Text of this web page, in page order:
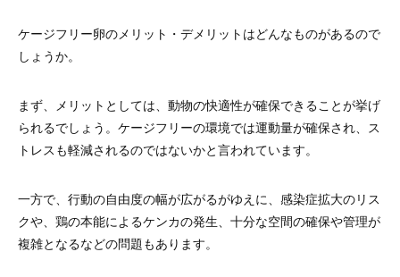
ケージフリー卵のメリット・デメリットはどんなものがあるので
しょうか。
まず、メリットとしては、動物の快適性が確保できることが挙げ
られるでしょう。ケージフリーの環境では運動量が確保され、ス
トレスも軽減されるのではないかと言われています。
一方で、行動の自由度の幅が広がるがゆえに、感染症拡大のリス
クや、鶏の本能によるケンカの発生、十分な空間の確保や管理が
複雑となるなどの問題もあります。